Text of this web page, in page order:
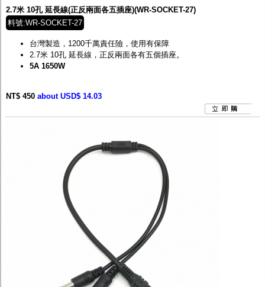
2.7米 10孔 延長線(正反兩面各五插座)(WR-SOCKET-27)
料號:WR-SOCKET-27
台灣製造，1200千萬責任險，使用有保障
2.7米 10孔 延長線，正反兩面各有五個插座。
5A 1650W
NT$ 450 about USD$ 14.03